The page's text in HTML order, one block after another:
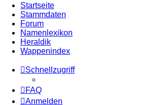
Startseite
Stammdaten
Forum
Namenlexikon
Heraldik
Wappenindex
Schnellzugriff
FAQ
Anmelden